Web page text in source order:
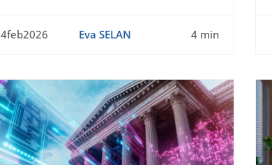
4feb2026 Eva SELAN 4 min